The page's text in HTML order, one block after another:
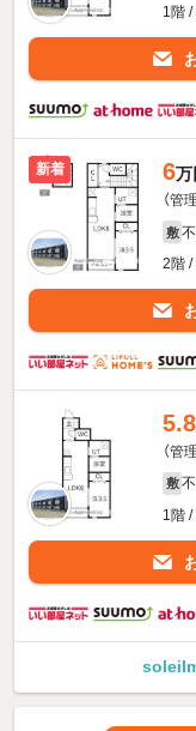
1階
新着 6万
（管
敷
2階 /
5.8
（管
敷
1階